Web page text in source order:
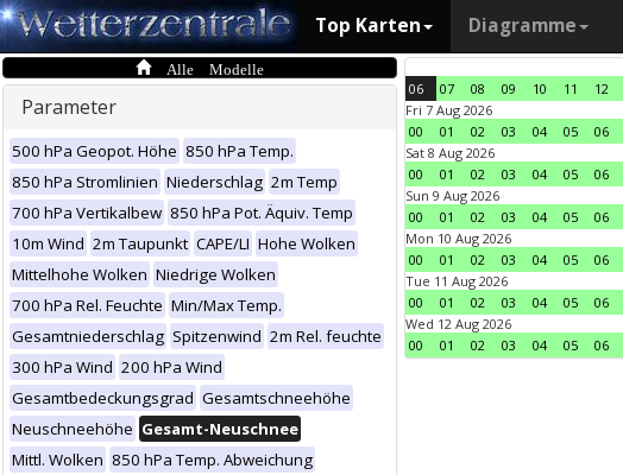
Top Karten Diagramme
Alle Modelle
Parameter
500 hPa Geopot. Höhe 850 hPa Temp.
850 hPa Stromlinien Niederschlag 2m Temp
700 hPa Vertikalbew 850 hPa Pot. Äquiv. Temp
10m Wind 2m Taupunkt CAPE/LI Hohe Wolken
Mittelhohe Wolken Niedrige Wolken
700 hPa Rel. Feuchte Min/Max Temp.
Gesamtniederschlag Spitzenwind 2m Rel. feuchte
300 hPa Wind 200 hPa Wind
Gesamtbedeckungsgrad Gesamtschneehöhe
Neuschneehöhe Gesamt-Neuschnee
Mittl. Wolken 850 hPa Temp. Abweichung
06 07 08 09 10 11 12
Fri 7 Aug 2026
00
01 02 03 04 05 06
Sat 8 Aug 2026
00
01 02 03 04 05 06
Sun 9 Aug 2026
00
01 02 03 04 05 06
Mon 10 Aug 2026
00
01 02 03 04 05 06
Tue 11 Aug 2026
00
01 02 03 04 05 06
Wed 12 Aug 2026
00
01 02 03 04 05 06